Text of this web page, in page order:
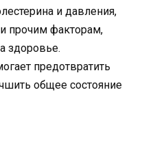
и давления,
прочим факторам,
здоровье.
предотвратить
общее состояние